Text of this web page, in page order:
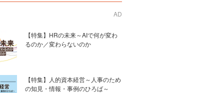
AD
【特集】HRの未来～AIで何が変わ
るのか／変わらないのか
【特集】人的資本経営～人事のため
の知見・情報・事例のひろば～